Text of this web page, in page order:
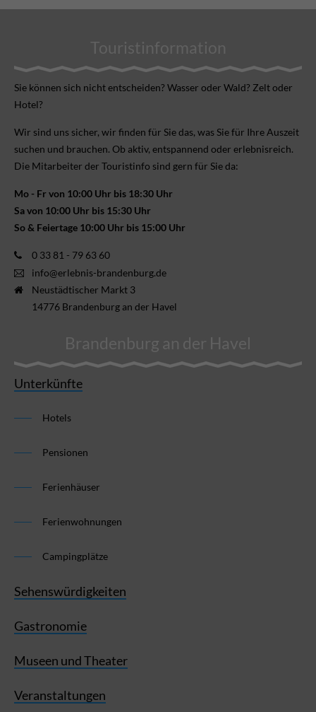
Touristinformation
Sie können sich nicht ent­scheiden? Wasser oder Wald? Zelt oder
Hotel?
Wir sind uns sicher, wir finden für Sie das, was Sie für Ihre Aus­zeit
suchen und brauchen. Ob aktiv, ent­spannend oder erlebnis­reich.
Die Mitarbeiter der Touristinfo sind gern für Sie da:
Mo - Fr von 10:00 Uhr bis 18:30 Uhr
Sa von 10:00 Uhr bis 15:30 Uhr
So & Feiertage 10:00 Uhr bis 15:00 Uhr
0 33 81 - 79 63 60
info@erlebnis-brandenburg.de
Neustädtischer Markt 3
14776 Brandenburg an der Havel
Brandenburg an der Havel
Unterkünfte
Hotels
Pensionen
Ferienhäuser
Ferienwohnungen
Campingplätze
Sehenswürdigkeiten
Gastronomie
Museen und Theater
Veranstaltungen